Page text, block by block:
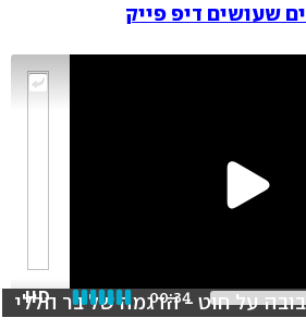
שעושים דיפ פייק
00:34
HD
על חוט - הדגמה של בר הללי